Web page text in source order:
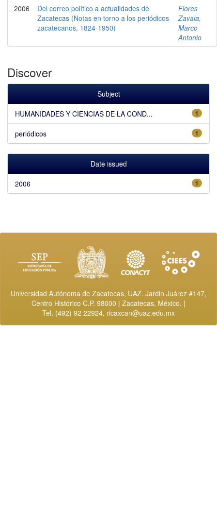
2006
Del correo político a actualidades de
Zacatecas (Notas en torno a los periódicos
zacatecanos, 1824-1950)
Flores
Zavala,
Marco
Antonio
Discover
Subject
1
HUMANIDADES Y CIENCIAS DE LA COND...
1
periódicos
Date issued
1
2006
Universidad Autónoma de Zacatecas, UAZ. Jardin Juárez #147,
Centro Histórico C.P. 98000 | Zacatecas, México. |
Tel. (492) 92 22924, ricaxcan@uaz.edu.mx